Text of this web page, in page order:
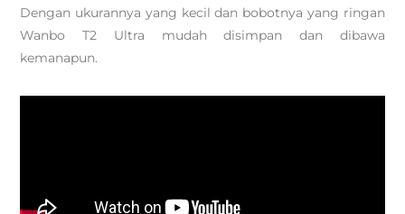
Dengan ukurannya yang kecil dan bobotnya yang ringan
Wanbo T2 Ultra mudah disimpan dan dibawa
kemanapun.